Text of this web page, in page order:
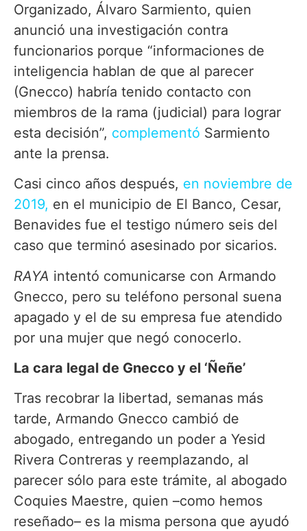
Organizado, Álvaro Sarmiento, quien
anunció una investigación contra
funcionarios porque “informaciones de
inteligencia hablan de que al parecer
(Gnecco) habría tenido contacto con
miembros de la rama (judicial) para lograr
esta decisión”, complementó Sarmiento
ante la prensa.
Casi cinco años después, en noviembre de
2019, en el municipio de El Banco, Cesar,
Benavides fue el testigo número seis del
caso que terminó asesinado por sicarios.
RAYA intentó comunicarse con Armando
Gnecco, pero su teléfono personal suena
apagado y el de su empresa fue atendido
por una mujer que negó conocerlo.
La cara legal de Gnecco y el ‘Ñeñe’
Tras recobrar la libertad, semanas más
tarde, Armando Gnecco cambió de
abogado, entregando un poder a Yesid
Rivera Contreras y reemplazando, al
parecer sólo para este trámite, al abogado
Coquies Maestre, quien –como hemos
reseñado– es la misma persona que ayudó